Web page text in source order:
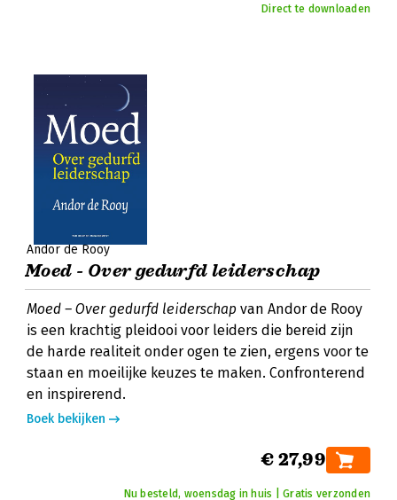
Direct te downloaden
Andor de Rooy
Moed - Over gedurfd leiderschap
Moed – Over gedurfd leiderschap van Andor de Rooy
is een krachtig pleidooi voor leiders die bereid zijn
de harde realiteit onder ogen te zien, ergens voor te
staan en moeilijke keuzes te maken. Confronterend
en inspirerend.
Boek bekijken
€ 27,99
Nu besteld, woensdag in huis | Gratis verzonden